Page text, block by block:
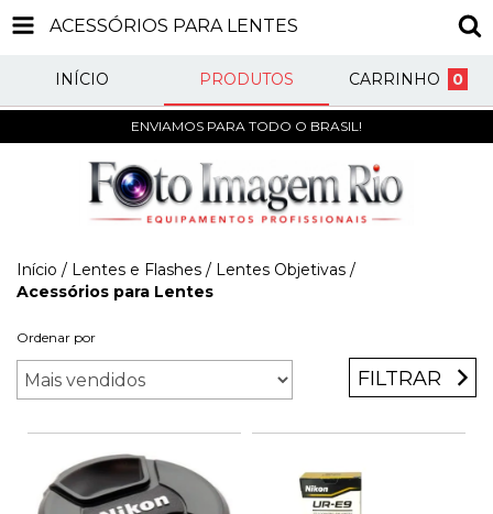
ACESSÓRIOS PARA LENTES
INÍCIO PRODUTOS CARRINHO 0
ENVIAMOS PARA TODO O BRASIL!
Início / Lentes e Flashes / Lentes Objetivas /
Acessórios para Lentes
Ordenar por
FILTRAR